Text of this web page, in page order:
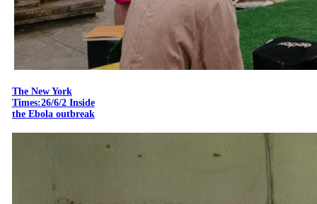
The New York
Times:26/6/2 Inside
the Ebola outbreak